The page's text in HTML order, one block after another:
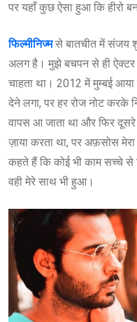
पर यहाँ कुछ ऐसा हुआ कि हीरो
फिल्मीनिज्मसे बातचीत में संजय
अलग है। मुझे बचपन से ही ऐक्टर
चाहता था। 2012 में मुम्बई
देने लगा, पर हर रोज नोट करके
वापस आ जाता था और फिर
ज़ाया करता था, पर अफ़सोस
कहते हैं कि कोई भी काम सच्चे से
वही मेरे साथ भी हुआ।